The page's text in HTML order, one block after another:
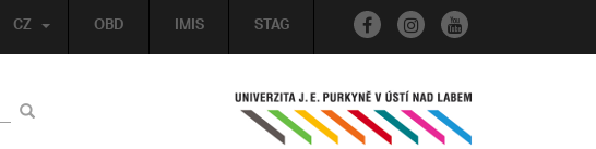
OBD IMIS STAG
CZ